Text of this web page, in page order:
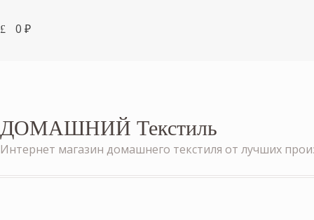
0 ₽
ДОМАШНИЙ Текстиль
Интернет магазин домашнего текстиля от лучших